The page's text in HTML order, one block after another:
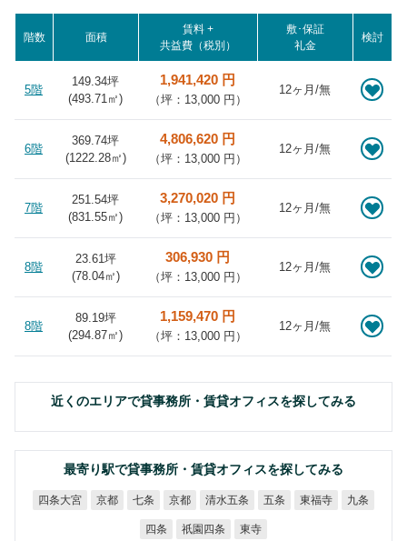
階数 面積
賃料 +
共益費（税別）
敷･保証
礼金
検討
5階
149.34坪
(493.71㎡)
1,941,420 円
（坪：13,000 円）
12ヶ月/無
6階
369.74坪
(1222.28㎡)
4,806,620 円
（坪：13,000 円）
12ヶ月/無
7階
251.54坪
(831.55㎡)
3,270,020 円
（坪：13,000 円）
12ヶ月/無
8階
23.61坪
(78.04㎡)
306,930 円
（坪：13,000 円）
12ヶ月/無
8階
89.19坪
(294.87㎡)
1,159,470 円
（坪：13,000 円）
12ヶ月/無
近くのエリアで貸事務所・賃貸オフィスを探してみる
最寄り駅で貸事務所・賃貸オフィスを探してみる
四条大宮 京都 七条 京都 清水五条 五条 東福寺 九条
四条 祇園四条 東寺